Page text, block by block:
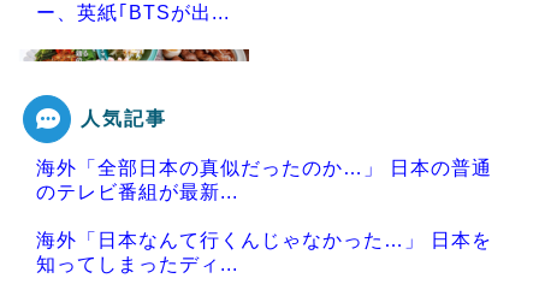
ー、英紙｢BTSが出...
Powered by livedoor 相互RSS
人気記事
海外「全部日本の真似だったのか…」 日本の普通
のテレビ番組が最新...
海外「日本なんて行くんじゃなかった…」 日本を
知ってしまったディ...